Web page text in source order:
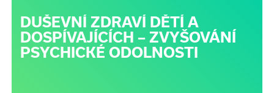
DUŠEVNÍ ZDRAVÍ DĚTÍ A
DOSPÍVAJÍCÍCH – ZVYŠOVÁNÍ
PSYCHICKÉ ODOLNOSTI